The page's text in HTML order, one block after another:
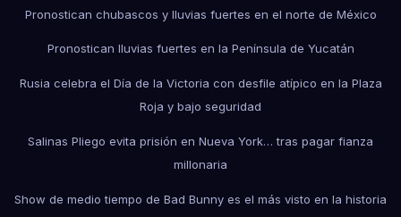
Pronostican chubascos y lluvias fuertes en el norte de México
Pronostican lluvias fuertes en la Península de Yucatán
Rusia celebra el Día de la Victoria con desfile atípico en la Plaza
Roja y bajo seguridad
Salinas Pliego evita prisión en Nueva York… tras pagar fianza
millonaria
Show de medio tiempo de Bad Bunny es el más visto en la historia